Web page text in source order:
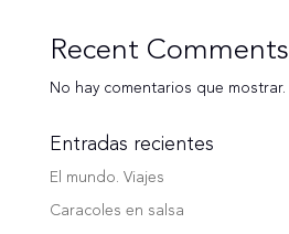
Recent Comments
No hay comentarios que mostrar.
Entradas recientes
El mundo. Viajes
Caracoles en salsa